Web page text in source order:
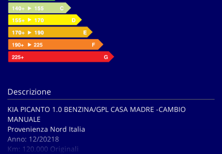
Descrizione
KIA PICANTO 1.0 BENZINA/GPL CASA MADRE -CAMBIO
MANUALE
Provenienza Nord Italia
Anno: 12/20218
Km: 120.000 Originali